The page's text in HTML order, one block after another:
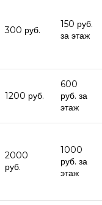
300 руб.
150 руб.
за этаж
1200 руб.
600
руб. за
этаж
2000
руб.
1000
руб. за
этаж